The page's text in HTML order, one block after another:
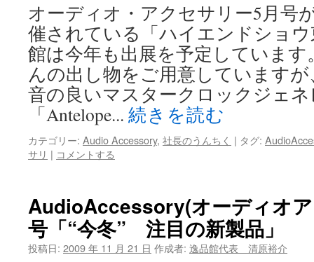
オーディオ・アクセサリー5月号
催されている「ハイエンドショウ
館は今年も出展を予定していま
んの出し物をご用意しています
音の良いマスタークロックジェ
「Antelope... 続きを読む
カテゴリー: Audio Accessory, 社長のうんちく | タグ:
サリ | コメントする
AudioAccessory(オーディオ
号「“今冬” 注目の新製品」
投稿日: 2009 年 11 月 21 日 作成者: 逸品館代表 清原裕介